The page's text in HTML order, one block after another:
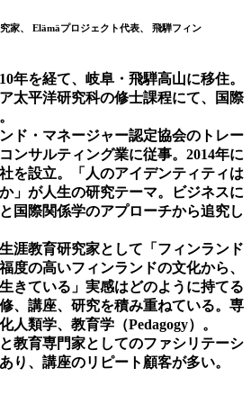
家、 Elämäプロジェクト代表、 飛騨フィン
年を経て、岐阜・飛騨高山に移住。
太平洋研究科の修士課程にて、国際
ド・マネージャー認定協会のトレー
ンサルティング業に従事。2014年に
を設立。「人のアイデンティティは
」が人生の研究テーマ。ビジネスに
国際関係学のアプローチから追究し
涯教育研究家として「フィンランド
度の高いフィンランドの文化から、
きている」実感はどのように持てる
、講座、研究を積み重ねている。専
人類学、教育学（Pedagogy）。
教育専門家としてのファシリテーシ
り、講座のリピート顧客が多い。